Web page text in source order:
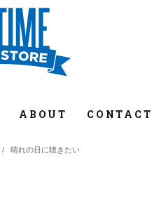
ABOUT CONTACT
/ 晴れの日に聴きたい